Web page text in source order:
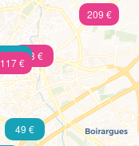
117 €
209 €
73 €
49 €
46 €